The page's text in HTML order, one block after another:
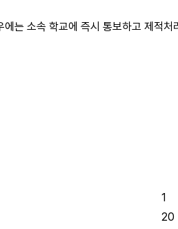
는 소속 학교에 즉시 통보하고 제적처
1
20